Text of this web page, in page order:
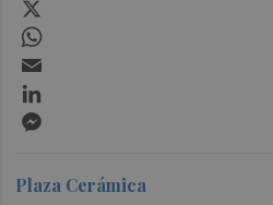
Plaza Cerámica